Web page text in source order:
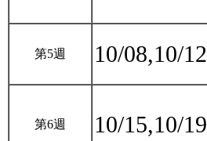
第5週 10/08,10/12
第6週 10/15,10/19